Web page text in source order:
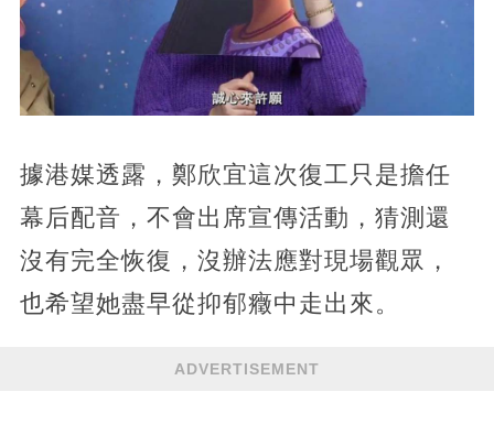
據港媒透露，鄭欣宜這次復工只是擔任
幕后配音，不會出席宣傳活動，猜測還
沒有完全恢復，沒辦法應對現場觀眾，
也希望她盡早從抑郁癥中走出來。
ADVERTISEMENT